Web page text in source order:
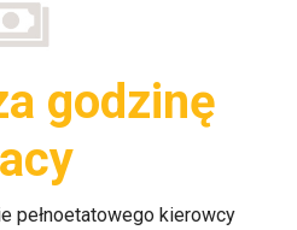
godzinę
pełnoetatowego kierowcy